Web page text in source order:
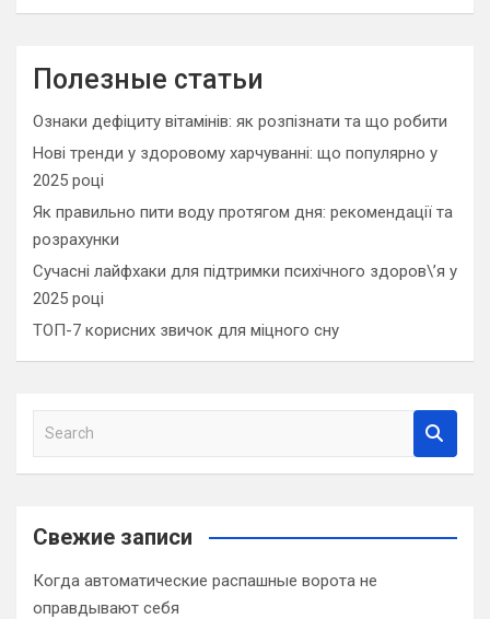
Полезные статьи
Ознаки дефіциту вітамінів: як розпізнати та що робити
Нові тренди у здоровому харчуванні: що популярно у
2025 році
Як правильно пити воду протягом дня: рекомендації та
розрахунки
Сучасні лайфхаки для підтримки психічного здоров\’я у
2025 році
ТОП-7 корисних звичок для міцного сну
a
c
Свежие записи
Когда автоматические распашные ворота не
оправдывают себя